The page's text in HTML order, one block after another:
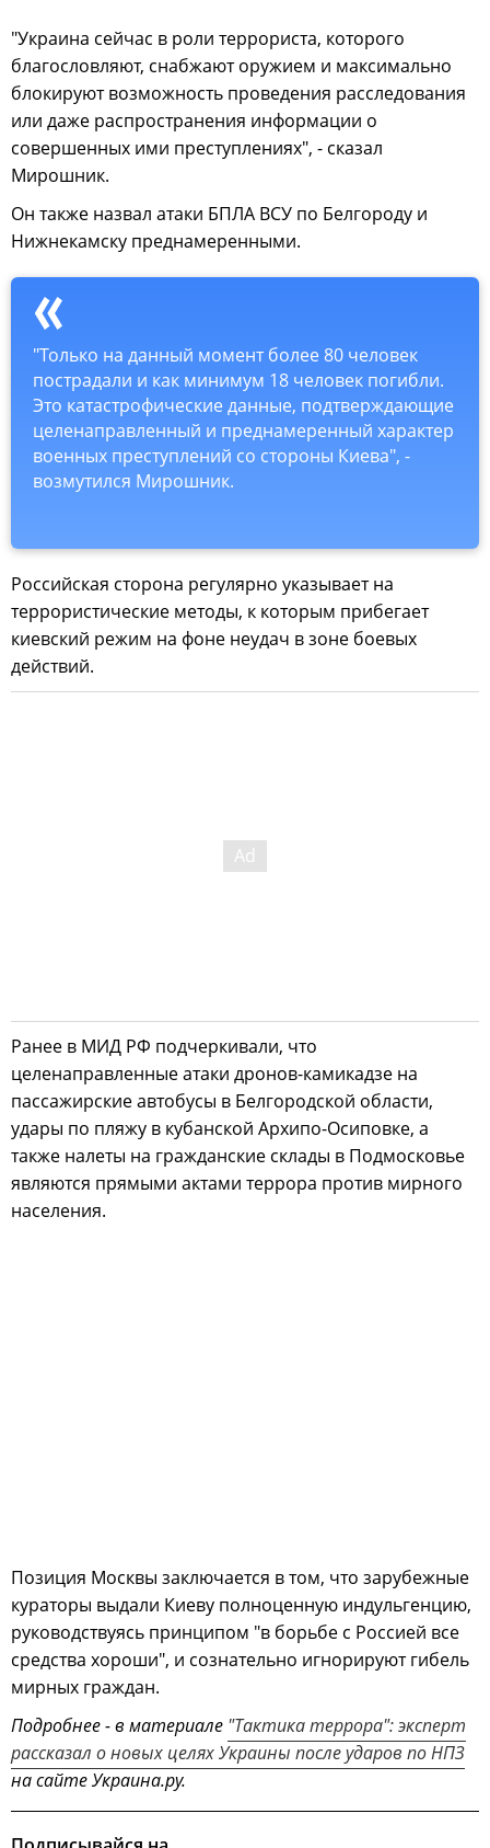
"Украина сейчас в роли террориста, которого
благословляют, снабжают оружием и максимально
блокируют возможность проведения расследования
или даже распространения информации о
совершенных ими преступлениях", - сказал
Мирошник.
Он также назвал атаки БПЛА ВСУ по Белгороду и
Нижнекамску преднамеренными.
"Только на данный момент более 80 человек
пострадали и как минимум 18 человек погибли.
Это катастрофические данные, подтверждающие
целенаправленный и преднамеренный характер
военных преступлений со стороны Киева", -
возмутился Мирошник.
Российская сторона регулярно указывает на
террористические методы, к которым прибегает
киевский режим на фоне неудач в зоне боевых
действий.
Ранее в МИД РФ подчеркивали, что
целенаправленные атаки дронов-камикадзе на
пассажирские автобусы в Белгородской области,
удары по пляжу в кубанской Архипо-Осиповке, а
также налеты на гражданские склады в Подмосковье
являются прямыми актами террора против мирного
населения.
Позиция Москвы заключается в том, что зарубежные
кураторы выдали Киеву полноценную индульгенцию,
руководствуясь принципом "в борьбе с Россией все
средства хороши", и сознательно игнорируют гибель
мирных граждан.
Подробнее - в материале "Тактика террора": эксперт
рассказал о новых целях Украины после ударов по НПЗ
на сайте Украина.ру.